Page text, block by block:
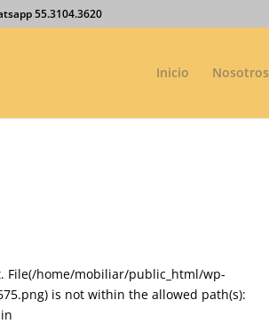
55.3104.3620
Inicio Nosotros
File(/home/mobiliar/public_html/wp-
is not within the allowed path(s):